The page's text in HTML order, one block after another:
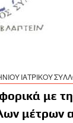
ΙΑΤΡΙΚΟΥ
με
μέτρων